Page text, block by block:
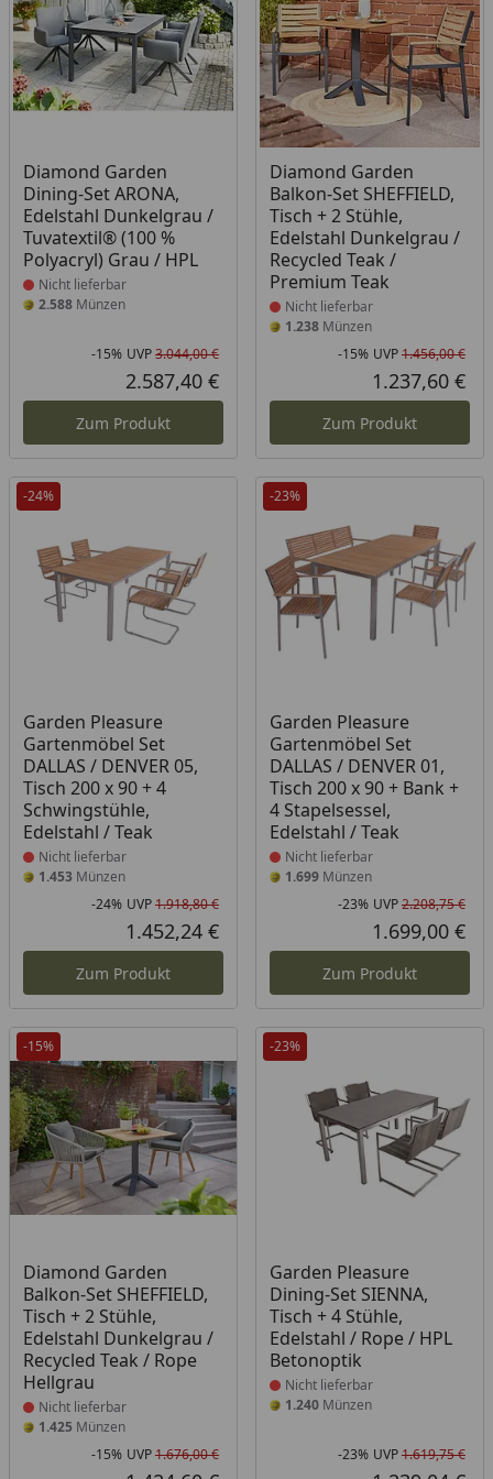
Diamond Garden
Dining-Set ARONA,
Edelstahl Dunkelgrau /
Tuvatextil® (100 %
Polyacryl) Grau / HPL
Produkt nicht lieferbar
Nicht lieferbar
2.588 Münzen
Rabatt in Prozent
-15%
Ursprünglicher Preis
UVP3.044,00 €
Aktueller Preis
2.587,40 €
Zum Produkt
Diamond Garden
Balkon-Set SHEFFIELD,
Tisch + 2 Stühle,
Edelstahl Dunkelgrau /
Recycled Teak /
Premium Teak
Produkt nicht lieferbar
Nicht lieferbar
1.238Münzen
-15% UVP1.456,00 €
1.237,60 €
Zum Produkt
-24%
Garden Pleasure
Gartenmöbel Set
DALLAS / DENVER 05,
Tisch 200 x 90 + 4
Schwingstühle,
Edelstahl / Teak
Produkt nicht lieferbar
Nicht lieferbar
1.453 Münzen
Rabatt in Prozent
-24%
Ursprünglicher Preis
UVP1.918,80 €
Aktueller Preis
1.452,24 €
Zum Produkt
-23%
Garden Pleasure
Gartenmöbel Set
DALLAS / DENVER 01,
Tisch 200 x 90 + Bank +
4 Stapelsessel,
Edelstahl / Teak
Produkt nicht lieferbar
Nicht lieferbar
1.699Münzen
-23% UVP2.208,75 €
1.699,00 €
Zum Produkt
-15%
Diamond Garden
Balkon-Set SHEFFIELD,
Tisch + 2 Stühle,
Edelstahl Dunkelgrau /
Recycled Teak / Rope
Hellgrau
Produkt nicht lieferbar
Nicht lieferbar
1.425 Münzen
Rabatt in Prozent
-15%
Ursprünglicher Preis
UVP1.676,00 €
-23%
Garden Pleasure
Dining-Set SIENNA,
Tisch + 4 Stühle,
Edelstahl / Rope / HPL
Betonoptik
Produkt nicht lieferbar
Nicht lieferbar
1.240Münzen
-23% UVP1.619,75 €